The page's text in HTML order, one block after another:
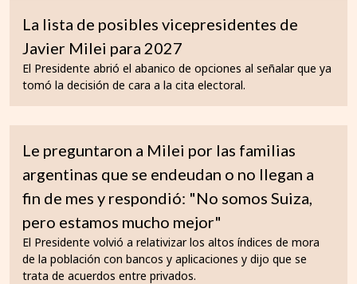
La lista de posibles vicepresidentes de
Javier Milei para 2027
El Presidente abrió el abanico de opciones al señalar que ya
tomó la decisión de cara a la cita electoral.
Le preguntaron a Milei por las familias
argentinas que se endeudan o no llegan a
fin de mes y respondió: "No somos Suiza,
pero estamos mucho mejor"
El Presidente volvió a relativizar los altos índices de mora
de la población con bancos y aplicaciones y dijo que se
trata de acuerdos entre privados.